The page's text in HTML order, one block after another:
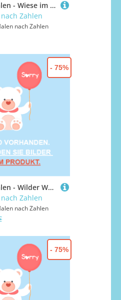
Malen nach Zahlen - Wiese im Vollmondlicht, ohne Rahmen
Zahlen
nach Zahlen
Malen nach Zahlen - Wilder Wald 34, mit Rahmen
Zahlen
nach Zahlen
- 75%
- 75%